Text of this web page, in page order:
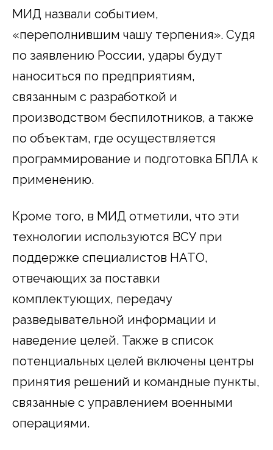
МИД назвали событием,
«переполнившим чашу терпения». Судя
по заявлению России, удары будут
наноситься по предприятиям,
связанным с разработкой и
производством беспилотников, а также
по объектам, где осуществляется
программирование и подготовка БПЛА к
применению.
Кроме того, в МИД отметили, что эти
технологии используются ВСУ при
поддержке специалистов НАТО,
отвечающих за поставки
комплектующих, передачу
разведывательной информации и
наведение целей. Также в список
потенциальных целей включены центры
принятия решений и командные пункты,
связанные с управлением военными
операциями.